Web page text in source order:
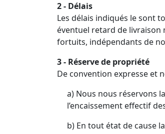
2 - Délais
Les délais indiqués le sont
éventuel retard de livraison
fortuits, indépendants de
3 - Réserve de propriété
De convention expresse et
a) Nous nous réservons
l’encaissement effectif
b) En tout état de cause